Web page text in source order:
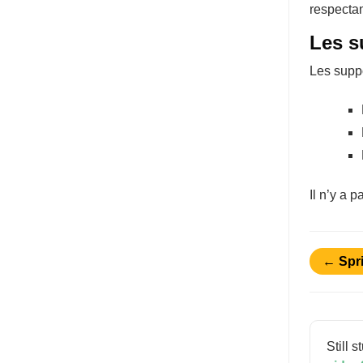
Les
Les
Il n’y a
←
Still